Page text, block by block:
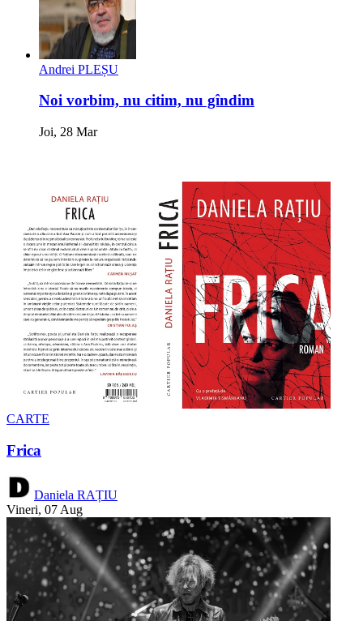
Andrei PLEȘU
Noi vorbim, nu citim, nu gîndim
Joi, 28 Mar
CARTE
Frica
Daniela RAȚIU
Vineri, 07 Aug